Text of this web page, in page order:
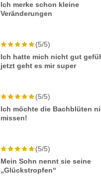
Ich merke schon kleine
Veränderungen
(5/5)
Ich hatte mich nicht gut
jetzt geht es mir super
(5/5)
Ich möchte die Bachblüten
missen!
(5/5)
Mein Sohn nennt sie seine
„Glückstropfen“